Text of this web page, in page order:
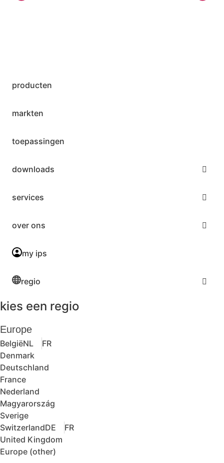
producten
markten
toepassingen
downloads
services
over ons
my ips
regio
kies een regio
Europe
BelgiëNL
FR
Denmark
Deutschland
France
Nederland
Magyarország
Sverige
SwitzerlandDE
FR
United Kingdom
Europe (other)